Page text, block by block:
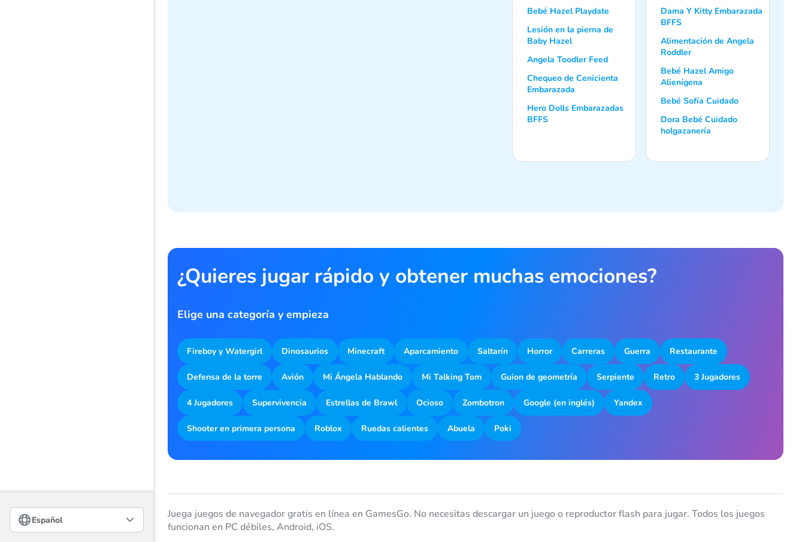
Español
Русский
English
Bebé Hazel Playdate
Lesión en la pierna de
Baby Hazel
Angela Toodler Feed
Chequeo de Cenicienta
Embarazada
Hero Dolls Embarazadas
BFFS
Dama Y Kitty Embarazada
BFFS
Alimentación de Angela
Roddler
Bebé Hazel Amigo
Alienígena
Bebé Sofía Cuidado
Dora Bebé Cuidado
holgazanería
¿Quieres jugar rápido y obtener muchas emociones?
Elige una categoría y empieza
Fireboy y Watergirl Dinosaurios Minecraft Aparcamiento Saltarín Horror Carreras Guerra Restaurante
Defensa de la torre Avión Mi Ángela Hablando Mi Talking Tom Guion de geometría Serpiente Retro 3 Jugadores
4 Jugadores Supervivencia Estrellas de Brawl Ocioso Zombotron Google (en inglés) Yandex
Shooter en primera persona Roblox Ruedas calientes Abuela Poki
Juega juegos de navegador gratis en línea en GamesGo. No necesitas descargar un juego o reproductor flash para jugar. Todos los juegos
funcionan en PC débiles, Android, iOS.